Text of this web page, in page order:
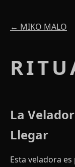
← MIKO MALO
La
Llegar
Esta veladora